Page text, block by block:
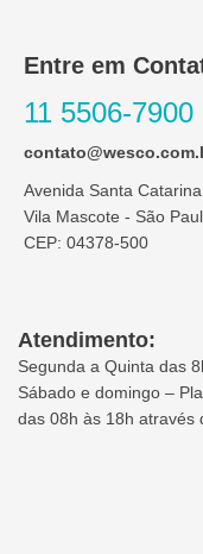
Entre em
11 5506-7900
Avenida Santa
Vila Mascote - São
CEP: 04378-500
Atendimento:
Segunda a Quinta das
Sábado e domingo –
das 08h às 18h através